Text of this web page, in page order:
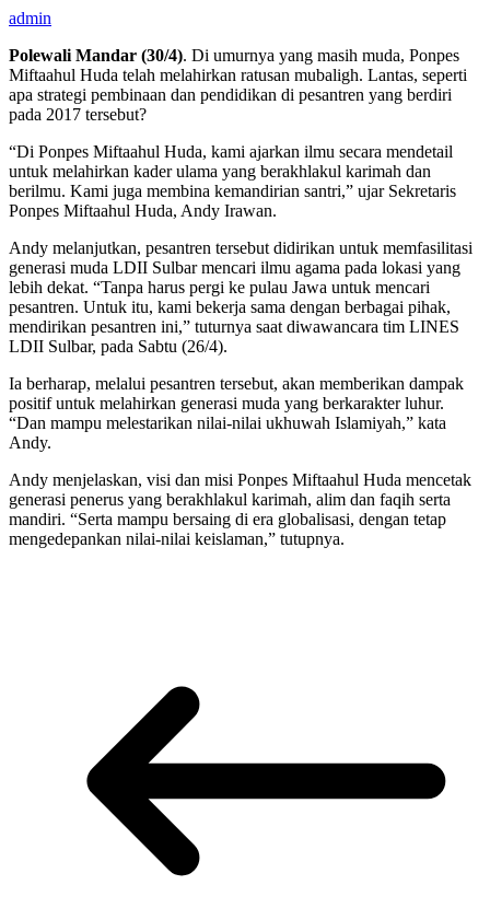
admin
Polewali Mandar (30/4). Di umurnya yang masih muda, Ponpes
Miftaahul Huda telah melahirkan ratusan mubaligh. Lantas, seperti
apa strategi pembinaan dan pendidikan di pesantren yang berdiri
pada 2017 tersebut?
“Di Ponpes Miftaahul Huda, kami ajarkan ilmu secara mendetail
untuk melahirkan kader ulama yang berakhlakul karimah dan
berilmu. Kami juga membina kemandirian santri,” ujar Sekretaris
Ponpes Miftaahul Huda, Andy Irawan.
Andy melanjutkan, pesantren tersebut didirikan untuk memfasilitasi
generasi muda LDII Sulbar mencari ilmu agama pada lokasi yang
lebih dekat. “Tanpa harus pergi ke pulau Jawa untuk mencari
pesantren. Untuk itu, kami bekerja sama dengan berbagai pihak,
mendirikan pesantren ini,” tuturnya saat diwawancara tim LINES
LDII Sulbar, pada Sabtu (26/4).
Ia berharap, melalui pesantren tersebut, akan memberikan dampak
positif untuk melahirkan generasi muda yang berkarakter luhur.
“Dan mampu melestarikan nilai-nilai ukhuwah Islamiyah,” kata
Andy.
Andy menjelaskan, visi dan misi Ponpes Miftaahul Huda mencetak
generasi penerus yang berakhlakul karimah, alim dan faqih serta
mandiri. “Serta mampu bersaing di era globalisasi, dengan tetap
mengedepankan nilai-nilai keislaman,” tutupnya.